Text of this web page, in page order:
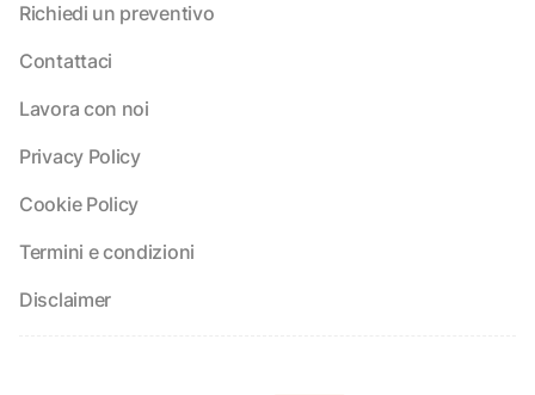
Richiedi un preventivo
Contattaci
Lavora con noi
Privacy Policy
Cookie Policy
Termini e condizioni
Disclaimer